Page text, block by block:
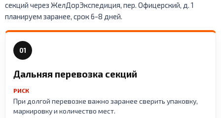
секций через ЖелДорЭкспедиция, пер. Офицерский, д. 1
планируем заранее, срок 6-8 дней.
01
Дальняя перевозка секций
РИСК
При долгой перевозке важно заранее сверить упаковку,
маркировку и количество мест.